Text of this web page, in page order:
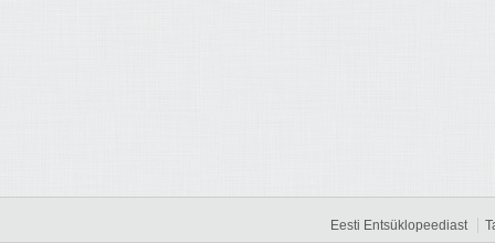
Eesti Entsüklopeediast